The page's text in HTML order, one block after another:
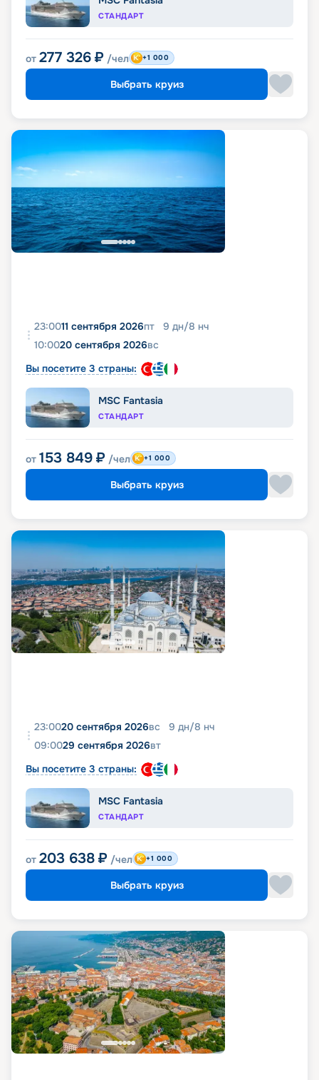
СТАНДАРТ
от 277 326 ₽ /чел +1 000
Выбрать круиз
23:0011 сентября 2026пт 9 дн/8 нч
10:0020 сентября 2026вс
Вы посетите 3 страны:
MSC Fantasia
СТАНДАРТ
от 153 849 ₽ /чел +1 000
Выбрать круиз
23:0020 сентября 2026вс 9 дн/8 нч
09:0029 сентября 2026вт
Вы посетите 3 страны:
MSC Fantasia
СТАНДАРТ
от 203 638 ₽ /чел +1 000
Выбрать круиз